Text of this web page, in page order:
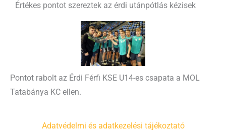
Értékes pontot szereztek az érdi utánpótlás kézisek
Pontot rabolt az Érdi Férfi KSE U14-es csapata a MOL
Tatabánya KC ellen.
Adatvédelmi és adatkezelési tájékoztató